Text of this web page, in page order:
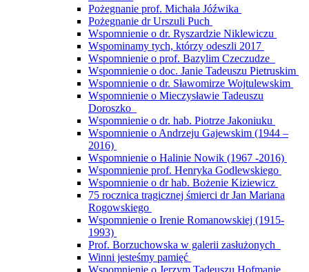
Pożegnanie prof. Michała Jóźwika
Pożegnanie dr Urszuli Puch
Wspomnienie o dr. Ryszardzie Niklewiczu
Wspominamy tych, którzy odeszli 2017
Wspomnienie o prof. Bazylim Czeczudze
Wspomnienie o doc. Janie Tadeuszu Pietruskim
Wspomnienie o dr. Sławomirze Wojtulewskim
Wspomnienie o Mieczysławie Tadeuszu
Doroszko
Wspomnienie o dr. hab. Piotrze Jakoniuku
Wspomnienie o Andrzeju Gajewskim (1944 –
2016)
Wspomnienie o Halinie Nowik (1967 -2016)
Wspomnienie prof. Henryka Godlewskiego
Wspomnienie o dr hab. Bożenie Kiziewicz
75 rocznica tragicznej śmierci dr Jan Mariana
Rogowskiego
Wspomnienie o Irenie Romanowskiej (1915-
1993)
Prof. Borzuchowska w galerii zasłużonych
Winni jesteśmy pamięć
Wspomnienie o Jerzym Tadeuszu Hofmanie